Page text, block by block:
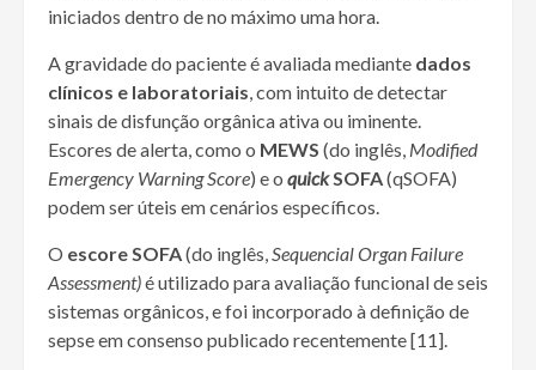
iniciados dentro de no máximo uma hora.
A gravidade do paciente é avaliada mediante dados
clínicos e laboratoriais, com intuito de detectar
sinais de disfunção orgânica ativa ou iminente.
Escores de alerta, como o MEWS (do inglês, Modified
Emergency Warning Score) e o quickSOFA(qSOFA)
podem ser úteis em cenários específicos.
O escore SOFA(do inglês,Sequencial Organ Failure
Assessment)é utilizado para avaliação funcional de seis
sistemas orgânicos, e foi incorporado à definição de
sepse em consenso publicado recentemente [11].